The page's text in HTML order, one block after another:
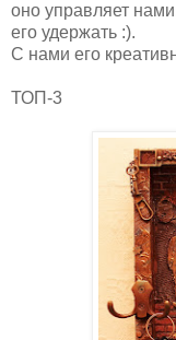
оно управляет
его удержать :).
С нами его
ТОП-3